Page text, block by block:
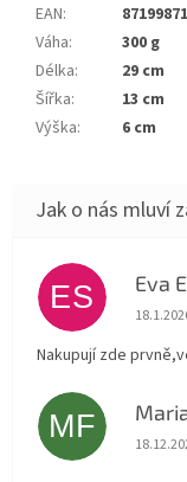
EAN:
Váha:
300 g
Délka:
29 cm
Šířka:
13 cm
Výška: 6 cm
ES Eva
Nakupují zde
MF